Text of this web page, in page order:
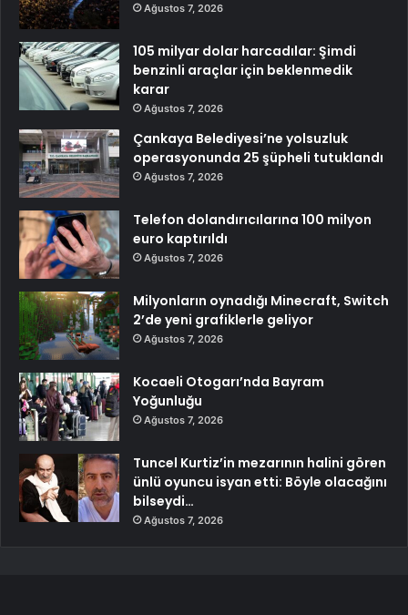
Ağustos 7, 2026
105 milyar dolar harcadılar: Şimdi
benzinli araçlar için beklenmedik
karar
Ağustos 7, 2026
Çankaya Belediyesi’ne yolsuzluk
operasyonunda 25 şüpheli tutuklandı
Ağustos 7, 2026
Telefon dolandırıcılarına 100 milyon
euro kaptırıldı
Ağustos 7, 2026
Milyonların oynadığı Minecraft, Switch
2’de yeni grafiklerle geliyor
Ağustos 7, 2026
Kocaeli Otogarı’nda Bayram
Yoğunluğu
Ağustos 7, 2026
Tuncel Kurtiz’in mezarının halini gören
ünlü oyuncu isyan etti: Böyle olacağını
bilseydi…
Ağustos 7, 2026